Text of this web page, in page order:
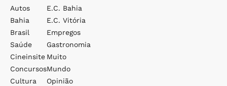
Autos
Bahia
Brasil
Saúde
Cineinsite
Concursos
Cultura
E.c. Bahia
E.c. Vitória
Empregos
Gastronomia
Muito
Mundo
Opinião